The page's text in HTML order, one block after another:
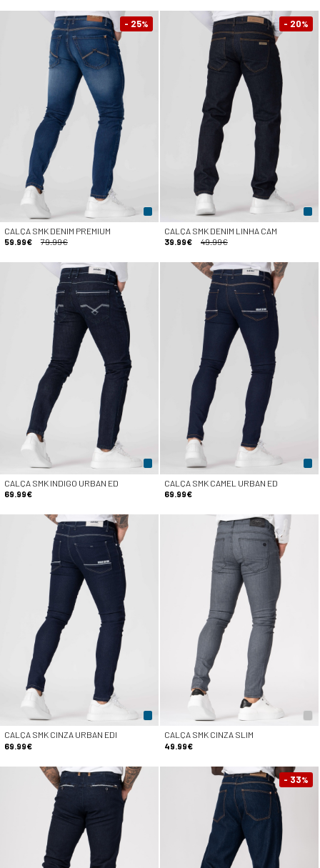
- 25%
CALÇA SMK DENIM PREMIUM
59.99€
79.99€
- 20%
CALÇA SMK DENIM LINHA CAM
39.99€
49.99€
CALÇA SMK INDIGO URBAN ED
69.99€
CALÇA SMK CAMEL URBAN ED
69.99€
CALÇA SMK CINZA URBAN EDI
69.99€
CALÇA SMK CINZA SLIM
49.99€
- 33%